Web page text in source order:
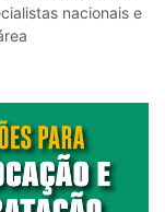
nacionais e